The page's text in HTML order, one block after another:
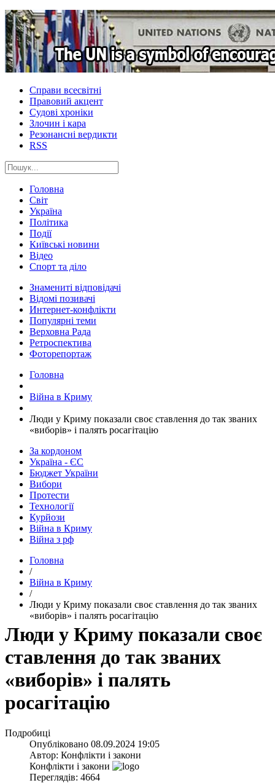
Справи всесвітні
Правовий акцент
Судові хроніки
Злочин і кара
Резонансні вердикти
RSS
Головна
Світ
Україна
Політика
Події
Київські новини
Відео
Спорт та діло
Знамениті відповідачі
Відомі позивачі
Интернет-конфлікти
Популярні теми
Верховна Рада
Ретроспектива
Фоторепортаж
Головна
Війна в Криму
​Люди у Криму показали своє ставлення до так званих
«виборів» і палять росагітацію
За кордоном
Україна - ЄС
Бюджет України
Вибори
Протести
Технології
Курйози
Війна в Криму
Війна з рф
Головна
/
Війна в Криму
/
​Люди у Криму показали своє ставлення до так званих
«виборів» і палять росагітацію
​Люди у Криму показали своє
ставлення до так званих
«виборів» і палять
росагітацію
Подробиці
Опубліковано 08.09.2024 19:05
Автор: Конфлікти і закони
Конфлікти і закони
Переглядів: 4664